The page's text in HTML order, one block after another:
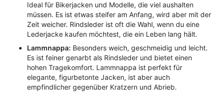
Ideal für Bikerjacken und Modelle, die viel aushalten
müssen. Es ist etwas steifer am Anfang, wird aber mit der
Zeit weicher. Rindsleder ist oft die Wahl, wenn du eine
Lederjacke kaufen möchtest, die ein Leben lang hält.
Lammnappa: Besonders weich, geschmeidig und leicht.
Es ist feiner genarbt als Rindsleder und bietet einen
hohen Tragekomfort. Lammnappa ist perfekt für
elegante, figurbetonte Jacken, ist aber auch
empfindlicher gegenüber Kratzern und Abrieb.